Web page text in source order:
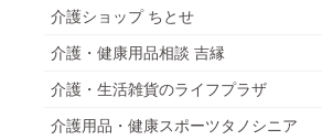
介護ショップ ちとせ
介護・健康用品相談 吉縁
介護・生活雑貨のライフプラザ
介護用品・健康スポーツタノシニア